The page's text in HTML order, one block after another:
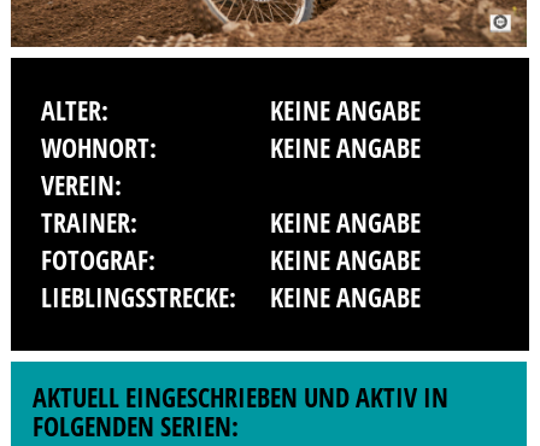
ALTER:
KEINE ANGABE
WOHNORT:
KEINE ANGABE
VEREIN:
TRAINER:
KEINE ANGABE
FOTOGRAF:
KEINE ANGABE
LIEBLINGSSTRECKE:
KEINE ANGABE
AKTUELL EINGESCHRIEBEN UND AKTIV IN
FOLGENDEN SERIEN: